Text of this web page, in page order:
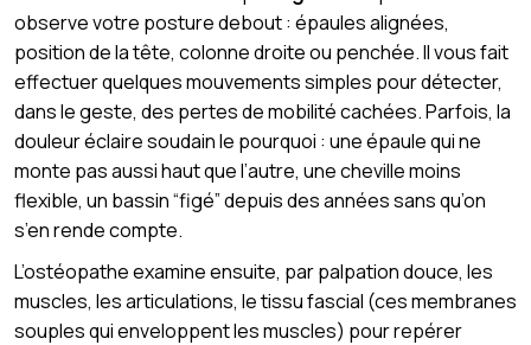
observe votre posture debout : épaules alignées,
position de la tête, colonne droite ou penchée. Il vous fait
effectuer quelques mouvements simples pour détecter,
dans le geste, des pertes de mobilité cachées. Parfois, la
douleur éclaire soudain le pourquoi : une épaule qui ne
monte pas aussi haut que l’autre, une cheville moins
flexible, un bassin “figé” depuis des années sans qu’on
s’en rende compte.
L’ostéopathe examine ensuite, par palpation douce, les
muscles, les articulations, le tissu fascial (ces membranes
souples qui enveloppent les muscles) pour repérer